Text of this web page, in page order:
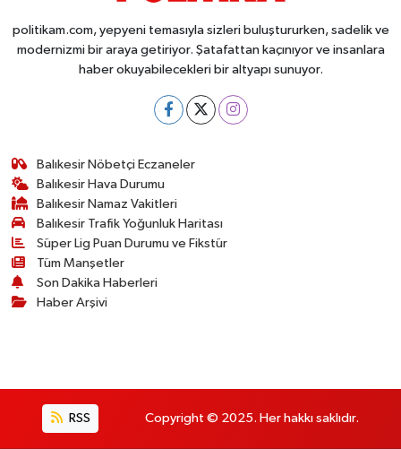
politikam.com, yepyeni temasıyla sizleri buluştururken, sadelik ve
modernizmi bir araya getiriyor. Şatafattan kaçınıyor ve insanlara
haber okuyabilecekleri bir altyapı sunuyor.
Balıkesir Nöbetçi Eczaneler
Balıkesir Hava Durumu
Balıkesir Namaz Vakitleri
Balıkesir Trafik Yoğunluk Haritası
Süper Lig Puan Durumu ve Fikstür
Tüm Manşetler
Son Dakika Haberleri
Haber Arşivi
RSS Copyright © 2025. Her hakkı saklıdır.